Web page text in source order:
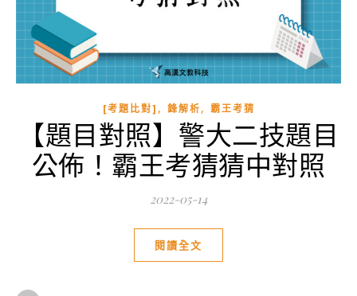
[考題比對] , 鋒解析, 霸王考猜
【題目對照】警大二技題目
公佈！霸王考猜猜中對照
2022-05-14
閱讀全文